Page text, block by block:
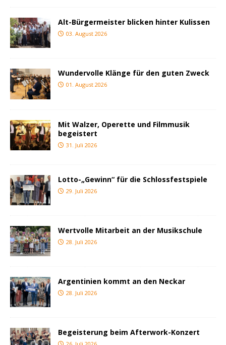
Alt-Bürgermeister blicken hinter Kulissen
03. August 2026
Wundervolle Klänge für den guten Zweck
01. August 2026
Mit Walzer, Operette und Filmmusik
begeistert
31. Juli 2026
Lotto-„Gewinn“ für die Schlossfestspiele
29. Juli 2026
Wertvolle Mitarbeit an der Musikschule
28. Juli 2026
Argentinien kommt an den Neckar
28. Juli 2026
Begeisterung beim Afterwork-Konzert